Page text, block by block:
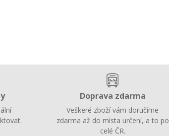
Doprava zdarma
Veškeré zboží vám doručíme
zdarma až do místa určení, a to po
celé ČR.